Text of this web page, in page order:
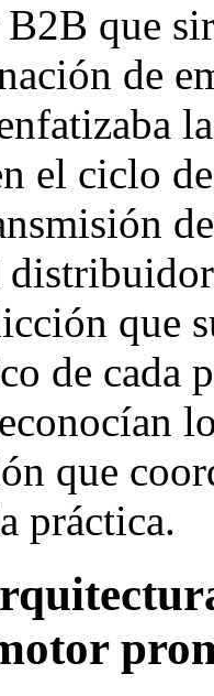
que
de
el ciclo
que
de cada
que
práctica.